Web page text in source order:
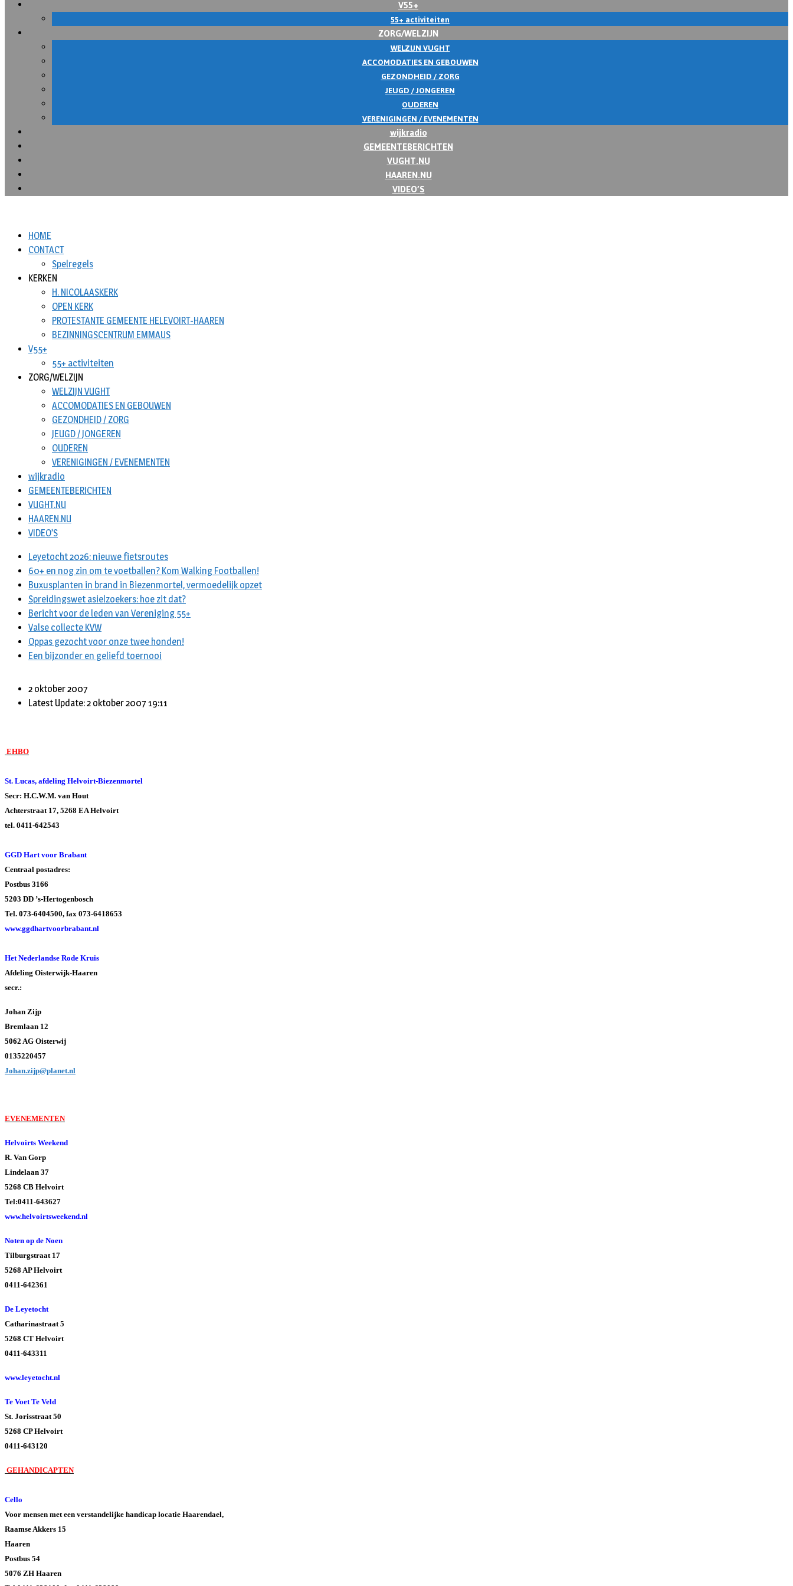
V55+
55+ activiteiten
ZORG/WELZIJN
WELZIJN VUGHT
ACCOMODATIES EN GEBOUWEN
GEZONDHEID / ZORG
JEUGD / JONGEREN
OUDEREN
VERENIGINGEN / EVENEMENTEN
wijkradio
GEMEENTEBERICHTEN
VUGHT.NU
HAAREN.NU
VIDEO’S
HOME
CONTACT
Spelregels
KERKEN
H. NICOLAASKERK
OPEN KERK
PROTESTANTE GEMEENTE HELEVOIRT-HAAREN
BEZINNINGSCENTRUM EMMAUS
V55+
55+ activiteiten
ZORG/WELZIJN
WELZIJN VUGHT
ACCOMODATIES EN GEBOUWEN
GEZONDHEID / ZORG
JEUGD / JONGEREN
OUDEREN
VERENIGINGEN / EVENEMENTEN
wijkradio
GEMEENTEBERICHTEN
VUGHT.NU
HAAREN.NU
VIDEO’S
Leyetocht 2026: nieuwe fietsroutes
60+ en nog zin om te voetballen? Kom Walking Footballen!
Buxusplanten in brand in Biezenmortel, vermoedelijk opzet
Spreidingswet asielzoekers: hoe zit dat?
Bericht voor de leden van Vereniging 55+
Valse collecte KVW
Oppas gezocht voor onze twee honden!
Een bijzonder en geliefd toernooi
2 oktober 2007
Latest Update: 2 oktober 2007 19:11
EHBO
St. Lucas, afdeling Helvoirt-Biezenmortel
Secr: H.C.W.M. van Hout
Achterstraat 17, 5268 EA Helvoirt
tel. 0411-642543
GGD Hart voor Brabant
Centraal postadres:
Postbus 3166
5203 DD ’s-Hertogenbosch
Tel. 073-6404500, fax 073-6418653
www.ggdhartvoorbrabant.nl
Het Nederlandse Rode Kruis
Afdeling Oisterwijk-Haaren
secr.:
Johan Zijp
Bremlaan 12
5062 AG Oisterwij
0135220457
Johan.zijp@planet.nl
EVENEMENTEN
Helvoirts Weekend
R. Van Gorp
Lindelaan 37
5268 CB Helvoirt
Tel:0411-643627
www.helvoirtsweekend.nl
Noten op de Noen
Tilburgstraat 17
5268 AP Helvoirt
0411-642361
De Leyetocht
Catharinastraat 5
5268 CT Helvoirt
0411-643311
www.leyetocht.nl
Te Voet Te Veld
St. Jorisstraat 50
5268 CP Helvoirt
0411-643120
GEHANDICAPTEN
Cello
Voor mensen met een verstandelijke handicap locatie Haarendael,
Raamse Akkers 15
Haaren
Postbus 54
5076 ZH Haaren